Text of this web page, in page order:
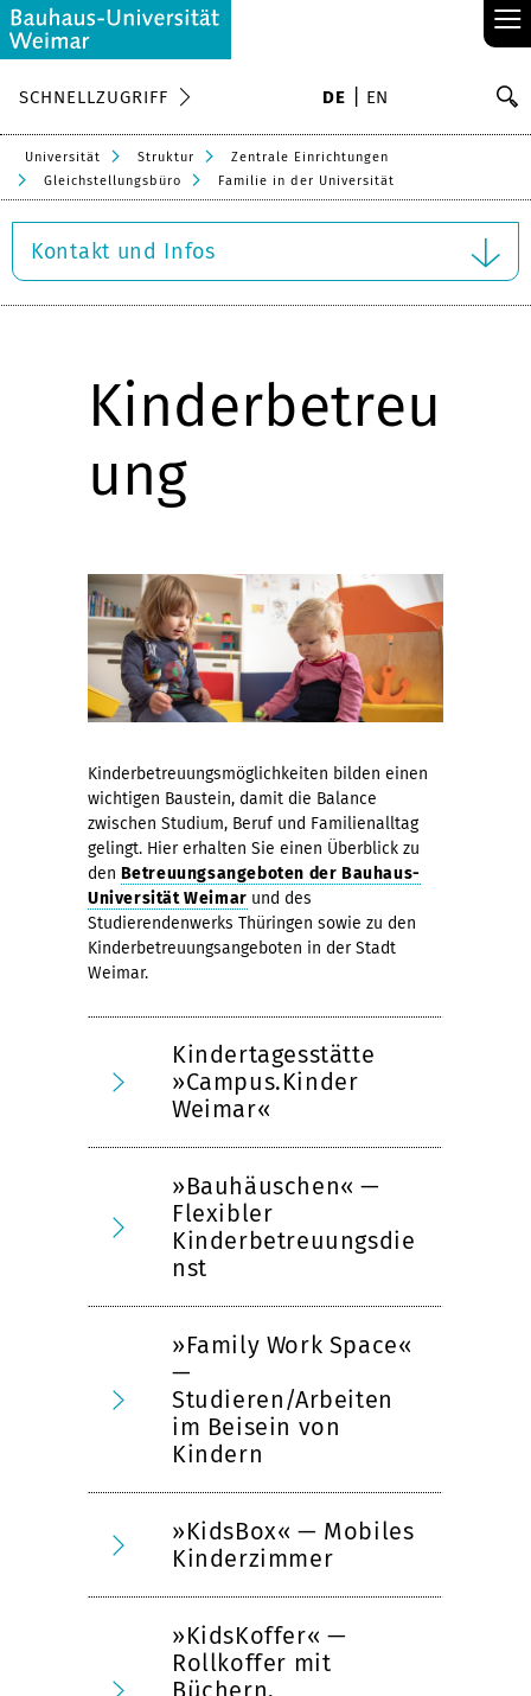
≡
SCHNELLZUGRIFF DE EN
Universität Struktur
Zentrale Einrichtungen
Gleichstellungsbüro
Familie in der Universität
Kontakt und Infos
Kinderbetreu
ung
Kinderbetreuungsmöglichkeiten bilden einen
wichtigen Baustein, damit die Balance
zwischen Studium, Beruf und Familienalltag
gelingt. Hier erhalten Sie einen Überblick zu
den Betreuungsangeboten der Bauhaus-
Universität Weimar und des
Studierendenwerks Thüringen sowie zu den
Kinderbetreuungsangeboten in der Stadt
Weimar.
Kindertagesstätte
»Campus.Kinder
Weimar«
»Bauhäuschen« —
Flexibler
Kinderbetreuungsdie
nst
»Family Work Space«
—
Studieren/Arbeiten
im Beisein von
Kindern
»KidsBox« — Mobiles
Kinderzimmer
»KidsKoffer« —
Rollkoffer mit